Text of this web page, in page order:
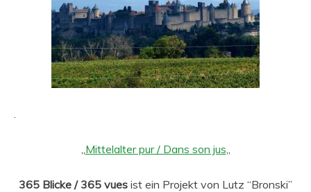
.
„Mittelalter pur / Dans son jus„
365 Blicke / 365 vues ist ein Projekt von Lutz “Bronski”